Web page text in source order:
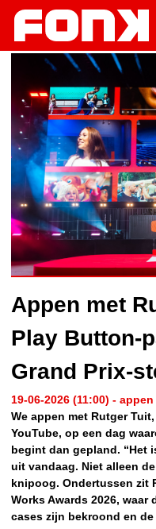
Appen met
Play Button-
Grand Prix-
19-06-2026 (11:00) -
We appen met Rutger
YouTube, op een dag
begint dan gepland. “Het
uit vandaag. Niet alleen
knipoog. Ondertussen zit
Works Awards 2026, waar
cases zijn bekroond en